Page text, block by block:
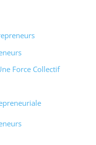
Force Collectif